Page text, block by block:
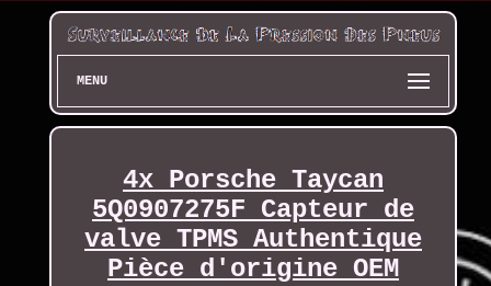
MENU
4x Porsche Taycan
5Q0907275F Capteur de
valve TPMS Authentique
Pièce d'origine OEM